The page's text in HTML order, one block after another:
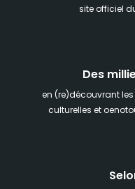
site officiel
Des
en (re)découvrant
culturelles et